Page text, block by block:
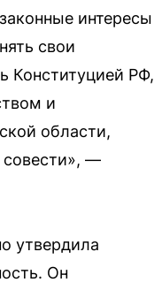
интересы
свои
Конституцией РФ,
и
области,
совести», —
утвердила
Он